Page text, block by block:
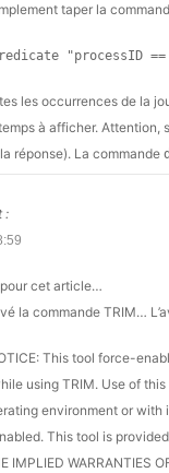
taper la
"processID
les occurrences de la
à afficher.
réponse). La commande
:
cet article…
la commande TRIM…
This tool force-
using TRIM. Use of
environment or
This tool is provided
IMPLIED WARRANTIES